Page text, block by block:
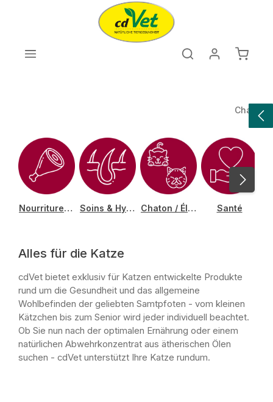
Passer au contenu principal
Le
Chat
Nourriture pour chats Soins & Hygiène Chaton / Élevage et âge Santé
Alles für die Katze
cdVet bietet exklusiv für Katzen entwickelte Produkte
rund um die Gesundheit und das allgemeine
Wohlbefinden der geliebten Samtpfoten - vom kleinen
Kätzchen bis zum Senior wird jeder individuell beachtet.
Ob Sie nun nach der optimalen Ernährung oder einem
natürlichen Abwehrkonzentrat aus ätherischen Ölen
suchen - cdVet unterstützt Ihre Katze rundum.